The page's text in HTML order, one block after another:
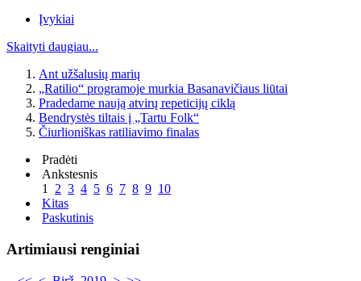
Įvykiai
Skaityti daugiau...
Ant užšalusių marių
„Ratilio“ programoje murkia Basanavičiaus liūtai
Pradedame naują atvirų repeticijų ciklą
Bendrystės tiltais į „Tartu Folk“
Čiurlioniškas ratiliavimo finalas
Pradėti
Ankstesnis
1 2 3 4 5 6 7 8 9 10
Kitas
Paskutinis
Artimiausi renginiai